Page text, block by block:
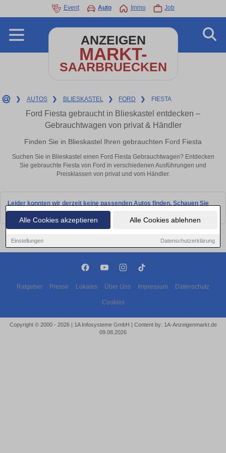
Alle Cookies akzeptieren Alle Cookies ablehnen
Einstellungen Datenschutzerklärung
Event Auto Immo Job
ANZEIGEN
MARKT-
SAARBRUECKEN
❯ AUTOS ❯ BLIESKASTEL ❯ FORD ❯ FIESTA
Ford Fiesta gebraucht in Blieskastel entdecken –
Gebrauchtwagen von privat & Händler
Finden Sie in Blieskastel Ihren gebrauchten Ford Fiesta
Suchen Sie in Blieskastel einen Ford Fiesta Gebrauchtwagen? Entdecken
Sie gebrauchte Fiesta von Ford in verschiedenen Ausführungen und
Preisklassen von privat und vom Händler.
Leider konnten wir derzeit keine passenden Autos finden. Schauen Sie
bald wieder vorbei!
Ratgeber Presse Lokales Über Uns Impressum Datenschutz
Cookies
Copyright © 2000 - 2026 | 1A Infosysteme GmbH | Content by: 1A-Anzeigenmarkt.de
09.08.2026